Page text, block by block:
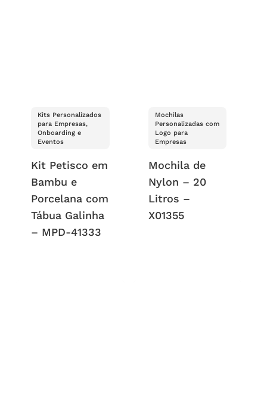
Kits Personalizados
para Empresas,
Onboarding e
Eventos
Kit Petisco em
Bambu e
Porcelana com
Tábua Galinha
– MPD-41333
Mochilas
Personalizadas com
Logo para
Empresas
Mochila de
Nylon – 20
Litros –
X01355